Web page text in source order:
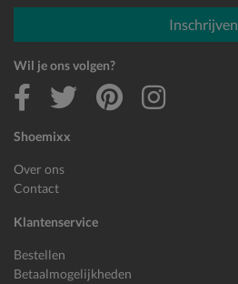
Shoemixx
Over ons
Contact
Klantenservice
Bestellen
Betaalmogelijkheden
E-mailadres
Inschrijven
Wil je ons volgen?